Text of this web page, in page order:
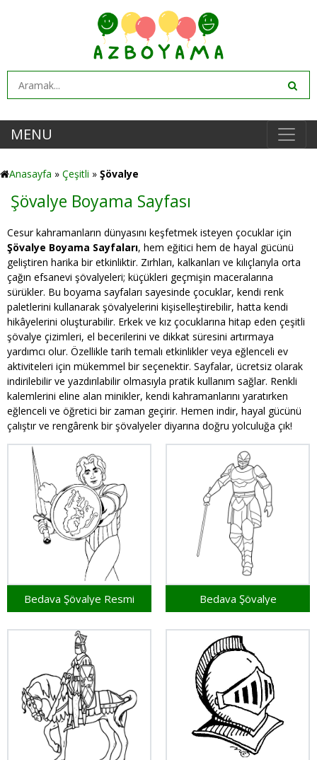
MENU
Anasayfa » Çeşitli » Şövalye
Şövalye Boyama Sayfası
Cesur kahramanların dünyasını keşfetmek isteyen çocuklar için
Şövalye Boyama Sayfaları, hem eğitici hem de hayal gücünü
geliştiren harika bir etkinliktir. Zırhları, kalkanları ve kılıçlarıyla orta
çağın efsanevi şövalyeleri; küçükleri geçmişin maceralarına
sürükler. Bu boyama sayfaları sayesinde çocuklar, kendi renk
paletlerini kullanarak şövalyelerini kişiselleştirebilir, hatta kendi
hikâyelerini oluşturabilir. Erkek ve kız çocuklarına hitap eden çeşitli
şövalye çizimleri, el becerilerini ve dikkat süresini artırmaya
yardımcı olur. Özellikle tarih temalı etkinlikler veya eğlenceli ev
aktiviteleri için mükemmel bir seçenektir. Sayfalar, ücretsiz olarak
indirilebilir ve yazdırılabilir olmasıyla pratik kullanım sağlar. Renkli
kalemlerini eline alan minikler, kendi kahramanlarını yaratırken
eğlenceli ve öğretici bir zaman geçirir. Hemen indir, hayal gücünü
çalıştır ve rengârenk bir şövalyeler diyarına doğru yolculuğa çık!
Bedava Şövalye Resmi Bedava Şövalye